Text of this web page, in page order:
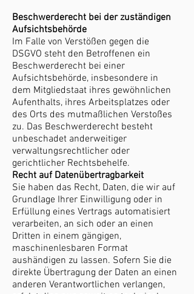
Beschwerderecht bei der zuständigen
Aufsichtsbehörde
Im Falle von Verstößen gegen die
DSGVO steht den Betroffenen ein
Beschwerderecht bei einer
Aufsichtsbehörde, insbesondere in
dem Mitgliedstaat ihres gewöhnlichen
Aufenthalts, ihres Arbeitsplatzes oder
des Orts des mutmaßlichen Verstoßes
zu. Das Beschwerderecht besteht
unbeschadet anderweitiger
verwaltungsrechtlicher oder
gerichtlicher Rechtsbehelfe.
Recht auf Datenübertragbarkeit
Sie haben das Recht, Daten, die wir auf
Grundlage Ihrer Einwilligung oder in
Erfüllung eines Vertrags automatisiert
verarbeiten, an sich oder an einen
Dritten in einem gängigen,
maschinenlesbaren Format
aushändigen zu lassen. Sofern Sie die
direkte Übertragung der Daten an einen
anderen Verantwortlichen verlangen,